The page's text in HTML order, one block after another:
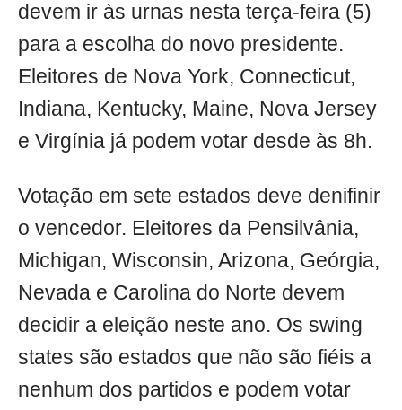
devem ir às urnas nesta terça-feira (5)
para a escolha do novo presidente.
Eleitores de Nova York, Connecticut,
Indiana, Kentucky, Maine, Nova Jersey
e Virgínia já podem votar desde às 8h.
Votação em sete estados deve denifinir
o vencedor. Eleitores da Pensilvânia,
Michigan, Wisconsin, Arizona, Geórgia,
Nevada e Carolina do Norte devem
decidir a eleição neste ano. Os swing
states são estados que não são fiéis a
nenhum dos partidos e podem votar